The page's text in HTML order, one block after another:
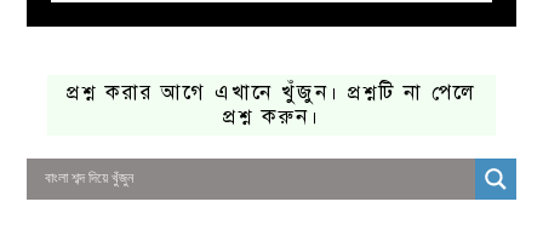
প্রশ্ন করার আগে এখানে খুঁজুন। প্রশ্নটি না পেলে
প্রশ্ন করুন।